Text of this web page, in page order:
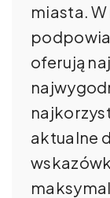
miasta.
oferują
aktualne